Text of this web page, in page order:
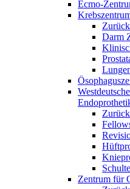
Ecmo-
Zurück
Darm
Zurück
Zentrum für